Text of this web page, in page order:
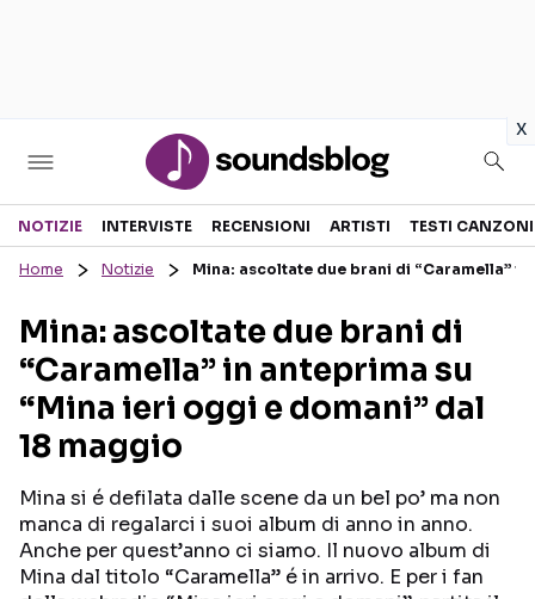
x
Sezioni
RECENSIONI MUSICALI
INTERVISTE
GOSSIP E CURIOSITÀ
TESTI CANZONI
TOUR ED EVENTI
TALENT SHOW
Seguici sui social
NOTIZIE INTERVISTE RECENSIONI ARTISTI TESTI CANZONI
Home Notizie Mina: ascoltate due brani di “Caramella”
Mina: ascoltate due brani di
“Caramella” in anteprima su
“Mina ieri oggi e domani” dal
18 maggio
Mina si é defilata dalle scene da un bel po’ ma non
manca di regalarci i suoi album di anno in anno.
Anche per quest’anno ci siamo. Il nuovo album di
Mina dal titolo “Caramella” é in arrivo. E per i fan